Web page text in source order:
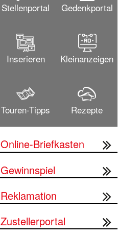
Stellenportal Gedenkportal
Inserieren Kleinanzeigen
Touren-Tipps Rezepte
Online-Briefkasten
Gewinnspiel
Reklamation
Zustellerportal